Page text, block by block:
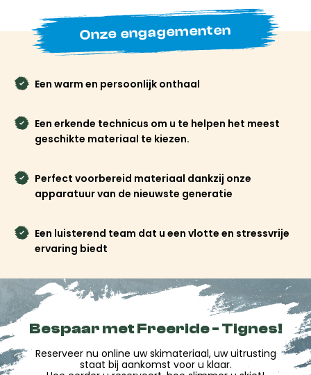
wanneer u aankomt in Val Claret. U profiteert bovendien
van de beste online tarieven en voorkomt stress op het
laatste moment. Meer gemak, meer tijd om van uw
Boek nu je ski- of snowboarduitrusting in Tignes Val
je in het resort aankomt.
Onze engagementen
Een warm en persoonlijk onthaal
Een erkende technicus om u te helpen het meest
geschikte materiaal te kiezen.
Perfect voorbereid materiaal dankzij onze
apparatuur van de nieuwste generatie
Een luisterend team dat u een vlotte en stressvrije
ervaring biedt
Bespaar met Freeride - Tignes!
Reserveer nu online uw skimateriaal, uw uitrusting
staat bij aankomst voor u klaar.